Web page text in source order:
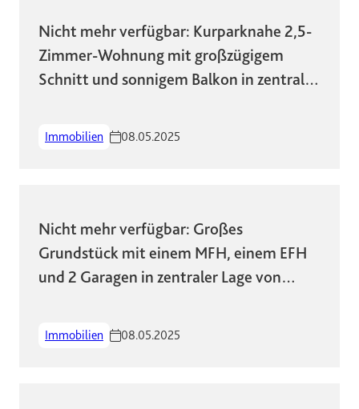
Nicht mehr verfügbar: Kurparknahe 2,5-
Zimmer-Wohnung mit großzügigem
Schnitt und sonnigem Balkon in zentraler
Immobilien 08.05.2025
Nicht mehr verfügbar: Großes
Grundstück mit einem MFH, einem EFH
und 2 Garagen in zentraler Lage von
Immobilien 08.05.2025